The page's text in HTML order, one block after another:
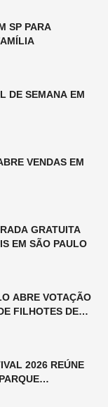
SP PARA
DE SEMANA EM
VENDAS EM
GRATUITA
EM SÃO PAULO
ABRE VOTAÇÃO
FILHOTES DE
2026 REÚNE